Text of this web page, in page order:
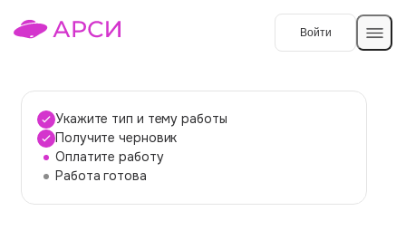
Войти
Темы работ
О сервисе
Укажите тип и тему работы
Получите черновик
Оплатите работу
Работа готова